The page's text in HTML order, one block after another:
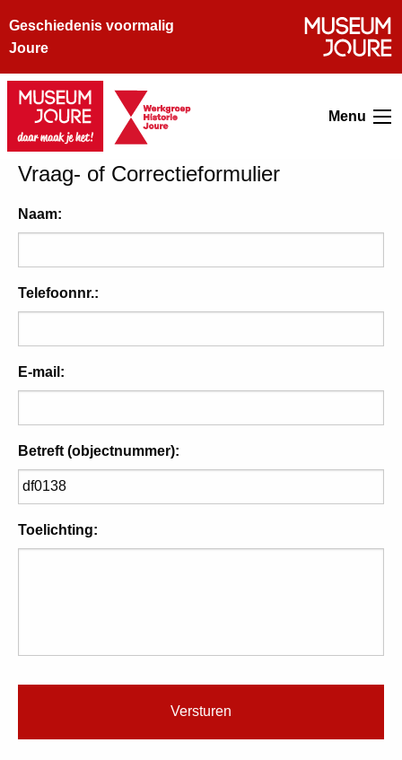
Geschiedenis voormalig
Joure
Menu
Vraag- of Correctieformulier
Naam:
Telefoonnr.:
E-mail:
Betreft (objectnummer):
Toelichting: